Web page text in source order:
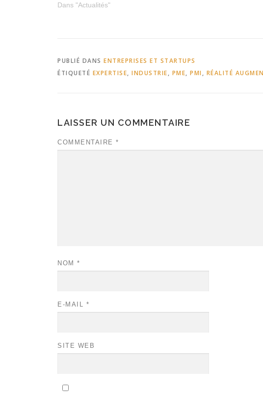
Dans "Actualités"
PUBLIÉ DANS ENTREPRISES ET STARTUPS
ÉTIQUETÉ EXPERTISE, INDUSTRIE, PME, PMI, RÉALITÉ
LAISSER UN COMMENTAIRE
COMMENTAIRE *
NOM *
E-MAIL *
SITE WEB